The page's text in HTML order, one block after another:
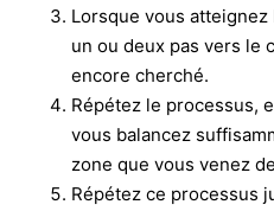
Lorsque vous
un ou deux pas vers le
encore cherché.
Répétez le processus,
vous balancez
zone que vous venez
Répétez ce processus